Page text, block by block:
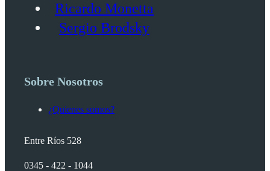
Ricardo Monetta
Sergio Brodsky
Sobre Nosotros
¿Quienes somos?
Entre Ríos 528
0345 - 422 - 1044